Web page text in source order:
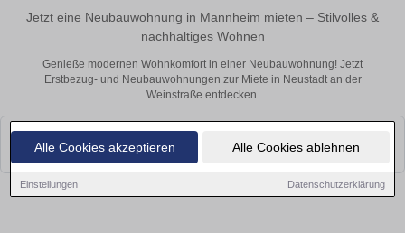
Alle Cookies akzeptieren Alle Cookies ablehnen
Einstellungen Datenschutzerklärung
Jetzt eine Neubauwohnung in Mannheim mieten – Stilvolles &
nachhaltiges Wohnen
Genieße modernen Wohnkomfort in einer Neubauwohnung! Jetzt
Erstbezug- und Neubauwohnungen zur Miete in Neustadt an der
Weinstraße entdecken.
Leider konnten wir derzeit keine passenden Objekte finden. Schauen Sie
bald wieder vorbei!